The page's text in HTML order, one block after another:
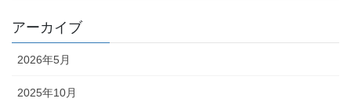
アーカイブ
2026年5月
2025年10月